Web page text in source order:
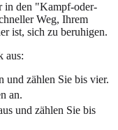
in den "Kampf-oder-
Weg, Ihrem
ist, sich zu beruhigen.
aus:
und zählen Sie bis vier.
an.
und zählen Sie bis